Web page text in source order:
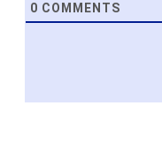
0 COMMENTS